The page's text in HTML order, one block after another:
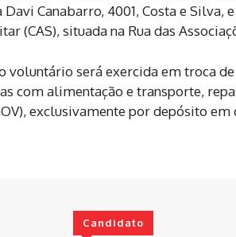
Davi Canabarro, 4001, Costa e Silva,
(CAS), situada na Rua das
voluntário será exercida em troca
com alimentação e transporte,
exclusivamente por depósito
Candidato